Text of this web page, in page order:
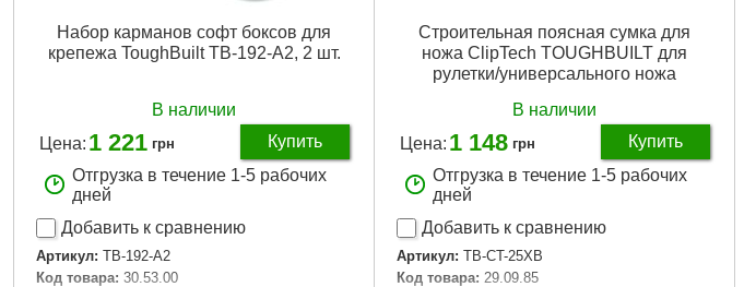
Набор карманов софт боксов для
крепежа ToughBuilt TB-192-A2, 2 шт.
В наличии
Цена: 1 221 грн
Купить
Отгрузка в течение 1-5 рабочих
дней
Добавить к сравнению
Артикул: TB-192-A2
Код товара: 30.53.00
Строительная поясная сумка для
ножа ClipTech TOUGHBUILT для
рулетки/универсального ножа
В наличии
Цена: 1 148 грн
Купить
Отгрузка в течение 1-5 рабочих
дней
Добавить к сравнению
Артикул: TB-CT-25XB
Код товара: 29.09.85